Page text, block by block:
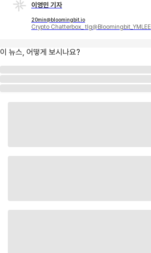
이영민 기자
20min@bloomingbit.io
Crypto Chatterbox_ tlg@Bloomingbit_YMLEE
이 뉴스, 어떻게 보시나요?